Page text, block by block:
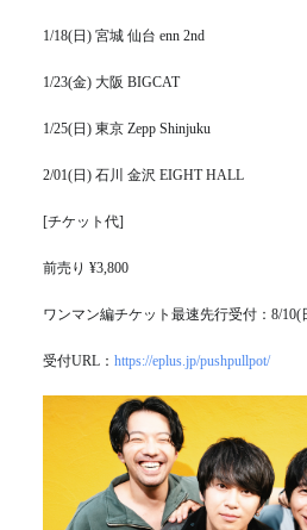
1/18(日) 宮城 仙台 enn 2nd
1/23(金) 大阪 BIGCAT
1/25(日) 東京 Zepp Shinjuku
2/01(日) 石川 金沢 EIGHT HALL
[チケット代]
前売り ¥3,800
ワンマン編チケット最速先行受付：8/10(
受付URL： https://eplus.jp/pushpullpot/